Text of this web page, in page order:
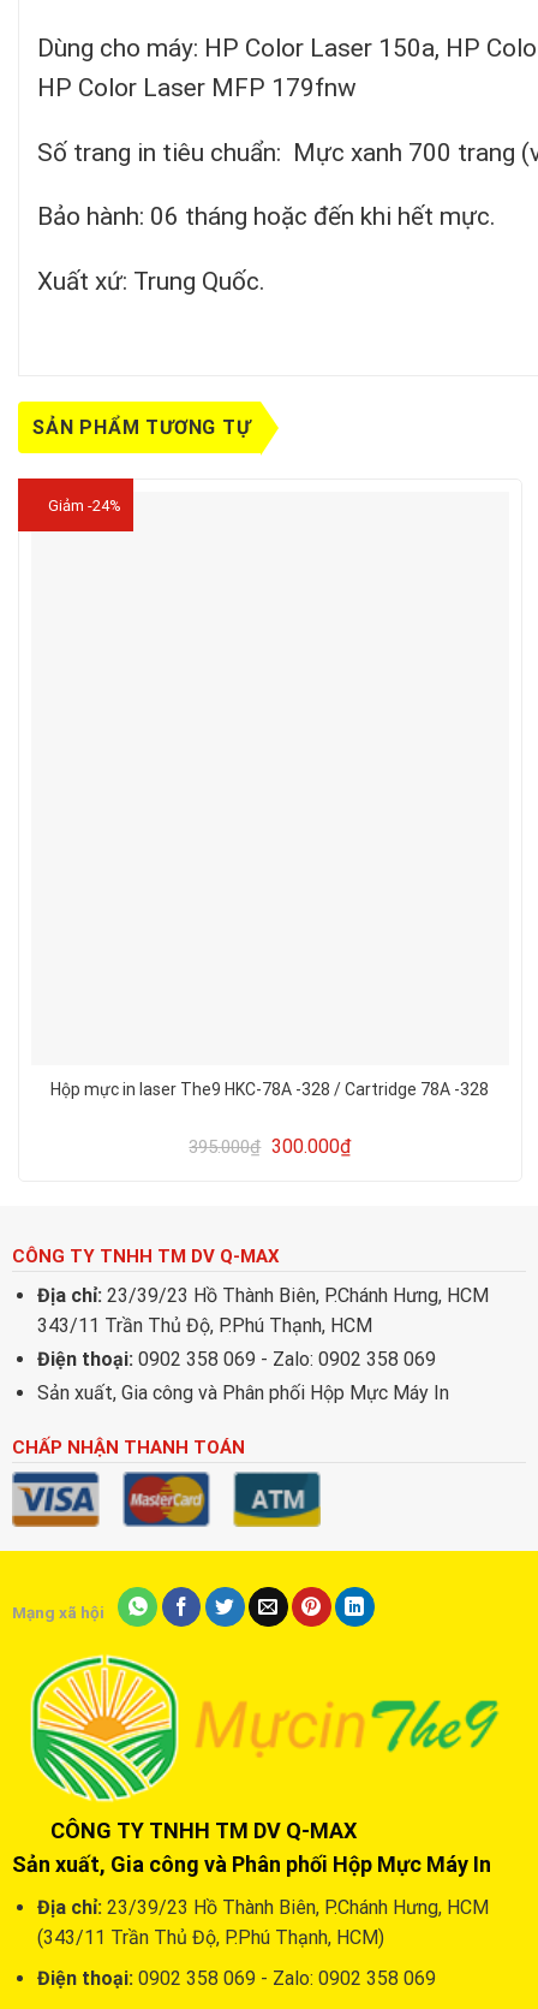
Dùng cho máy: HP Color Laser 150a, HP
HP Color Laser MFP 179fnw
Số trang in tiêu chuẩn: Mực xanh 700 trang
Bảo hành: 06 tháng hoặc đến khi hết mực.
Xuất xứ: Trung Quốc.
SẢN PHẨM TƯƠNG TỰ
Giảm -24%
Hộp mực in laser The9 HKC-78A -328 / Cartridge 78A -328
395.000₫ 300.000₫
CÔNG TY TNHH TM DV Q-MAX
Địa chỉ: 23/39/23 Hồ Thành Biên, P.Chánh Hưng, HCM
343/11 Trần Thủ Độ, P.Phú Thạnh, HCM
Điện thoại: 0902 358 069 - Zalo: 0902 358 069
Sản xuất, Gia công và Phân phối Hộp Mực Máy In
CHẤP NHẬN THANH TOÁN
Mạng xã hội
CÔNG TY TNHH TM DV Q-MAX
Sản xuất, Gia công và Phân phối Hộp Mực Máy In
Địa chỉ: 23/39/23 Hồ Thành Biên, P.Chánh Hưng, HCM
(343/11 Trần Thủ Độ, P.Phú Thạnh, HCM)
Điện thoại: 0902 358 069 - Zalo: 0902 358 069